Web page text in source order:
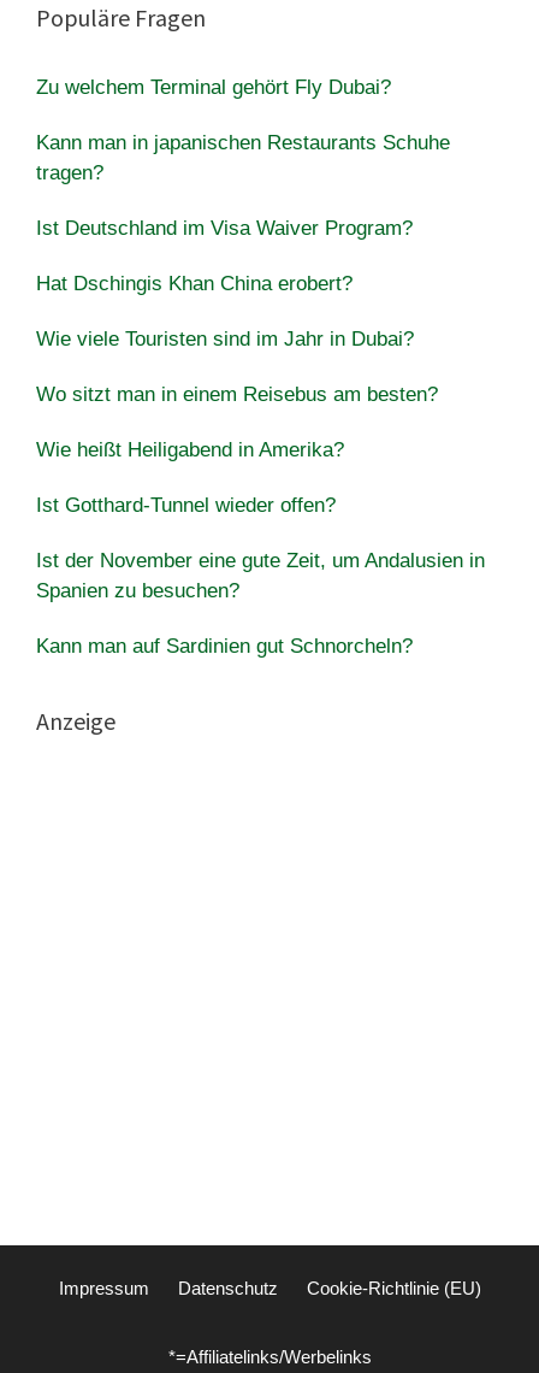
Populäre Fragen
Zu welchem ​​Terminal gehört Fly Dubai?
Kann man in japanischen Restaurants Schuhe
tragen?
Ist Deutschland im Visa Waiver Program?
Hat Dschingis Khan China erobert?
Wie viele Touristen sind im Jahr in Dubai?
Wo sitzt man in einem Reisebus am besten?
Wie heißt Heiligabend in Amerika?
Ist Gotthard-Tunnel wieder offen?
Ist der November eine gute Zeit, um Andalusien in
Spanien zu besuchen?
Kann man auf Sardinien gut Schnorcheln?
Anzeige
Impressum Datenschutz Cookie-Richtlinie (EU)
*=Affiliatelinks/Werbelinks